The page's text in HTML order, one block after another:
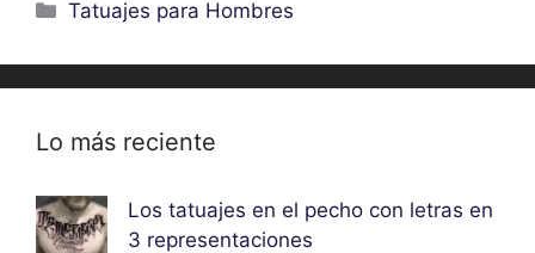
Categorías
Tatuajes para Hombres
Lo más reciente
Los tatuajes en el pecho con letras en
3 representaciones